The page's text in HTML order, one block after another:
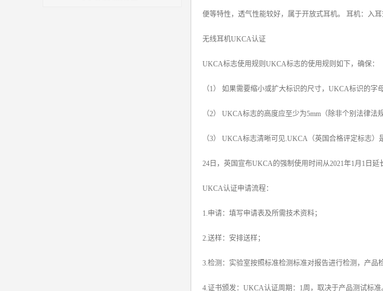
便等特性，透气性能较好，属于开放式耳机。 耳机：入耳
无线耳机UKCA认证
UKCA标志使用规则UKCA标志的使用规则如下，确保：
（1） 如果需要缩小或扩大标识的尺寸，UKCA标识的字
（2） UKCA标志的高度应至少为5mm（除非个别法律法
（3） UKCA标志清晰可见.UKCA（英国合格评定标志
24日，英国宣布UKCA的强制使用时间从2021年1月1日延
UKCA认证申请流程：
1.申请：填写申请表及所需技术资料；
2.送样：安排送样；
3.检测：实验室按照标准检测标准对报告进行检测，产品
4.证书颁发：UKCA认证周期：1周，取决于产品测试标准